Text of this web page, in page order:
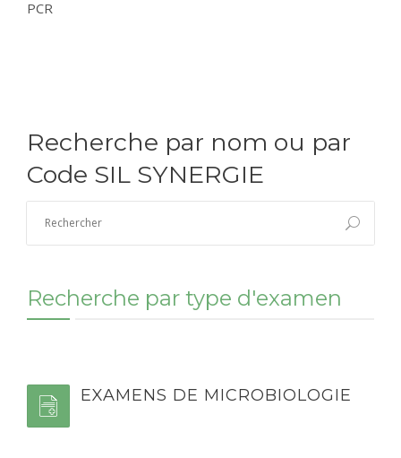
PCR
Recherche par nom ou par
Code SIL SYNERGIE
Recherche par type d'examen
EXAMENS DE MICROBIOLOGIE